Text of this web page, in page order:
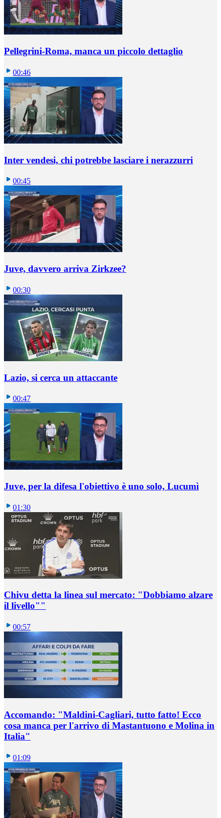
Pellegrini-Roma, manca un piccolo dettaglio
00:46
Inter vendesi, chi potrebbe lasciare i nerazzurri
00:45
Juve, davvero arriva Zirkzee?
00:30
Lazio, si cerca un attaccante
00:47
Juve, per la difesa l'obiettivo è uno solo, Lucumì
01:30
Chivu detta la linea sul mercato: "Dobbiamo alzare
il livello""
00:57
Accomando: "Maldini-Cagliari, tutto fatto! Ecco
cosa manca per l'arrivo di Mastantuono e Molina in
Italia"
01:09